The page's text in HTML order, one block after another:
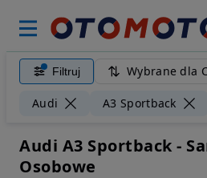
Filtruj Wybrane dla
Audi A3 Sportback
Audi A3 Sportback -
Osobowe